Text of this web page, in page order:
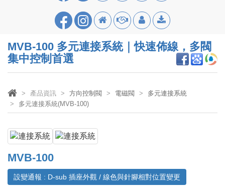
MVB‑100 多元連接系統｜快速佈線，多閥
集中控制首選
產品資訊 方向控制閥 電磁閥
多元連接系統
多元連接系統(MVB-100)
MVB-100
設變通報 : D-sub 插座外觀 / 線色與針腳相對位置變更